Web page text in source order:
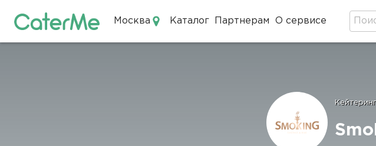
Москва Каталог Партнерам О сервисе
Строка
Кейтеринг